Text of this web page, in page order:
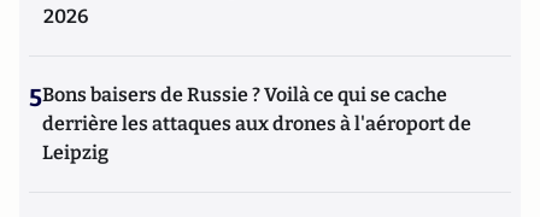
2026
5Bons baisers de Russie ? Voilà ce qui se cache
derrière les attaques aux drones à l'aéroport de
Leipzig